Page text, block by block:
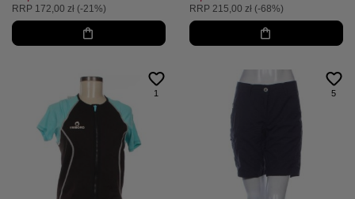
Cena sugerowana:
RRP 172,00 zł (-21%) Cena sugerowana:
RRP 215,00 zł (-68%)
1 5